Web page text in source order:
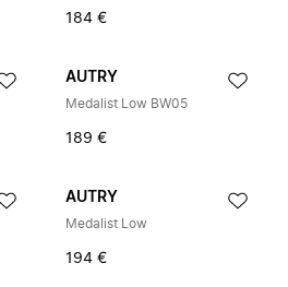
184 €
AUTRY
Medalist Low BW05
189 €
AUTRY
Medalist Low
194 €